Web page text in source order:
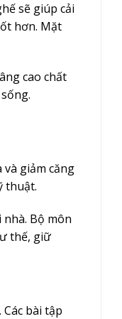
sẽ giúp cải
hơn. Mặt
cao chất
giảm căng
thuật.
Bộ môn
thế, giữ
bài tập